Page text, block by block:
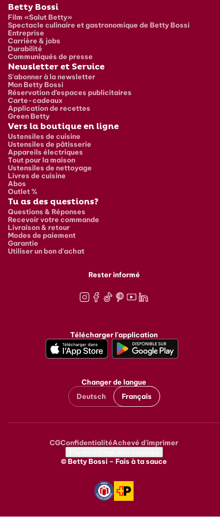
Pied de page
Betty Bossi
Film «Salut Betty»
Spectacle culinaire et gastronomique de Betty Bossi
Entreprise
Carrière & jobs
Durabilité
Communiqués de presse
Newsletter et Service
S'abonner à la newsletter
Mon Betty Bossi
Réservation d’espaces publicitaires
Carte-cadeaux
Application de recettes
Green Betty
Vers la boutique en ligne
Ustensiles de cuisine
Ustensiles de pâtisserie
Appareils électriques
Tout pour la maison
Ustensiles de nettoyage
Livres de cuisine
Abos
Outlet %
Tu as des questions?
Questions & Réponses
Recevoir votre commande
Livraison & retour
Modes de paiement
Garantie
Utiliser un bon d'achat
Rester informé
Télécharger l'application
Changer de langue
Deutsch
Français
Metanavigation
CGConfidentialitéAchevé d'imprimer
© Betty Bossi – Fais à ta sauce